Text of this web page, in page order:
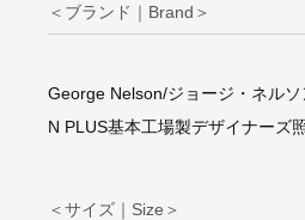
＜ブランド｜Brand＞
George Nelson/ジョージ・ネルソ
N PLUS基本工場製デザイナーズ
＜サイズ｜Size＞